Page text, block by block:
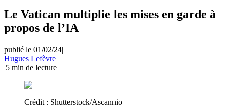
Le Vatican multiplie les mises en garde à
propos de l’IA
publié le 01/02/24|
Hugues Lefèvre
|5 min de lecture
Crédit : Shutterstock/Ascannio